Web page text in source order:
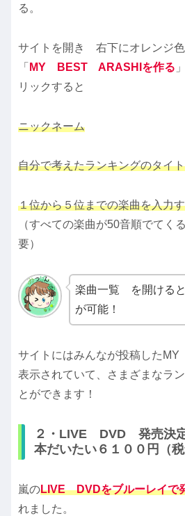
る。
サイトを開き 右下にオレンジ色
「 MY BEST ARASHIを作る
リックすると
ニックネーム
自分で考えたランキングのタイ
１位から５位までの楽曲を入力
（すべての楽曲が50音順でてく
要）
楽曲一覧 を開ける
が可能！
サイトにはみんなが投稿した
表示されていて、さまざまなラ
とができます！
２・LIVE DVD 発売決
本だいたい６１００円（税
嵐のLIVE DVDをブルーレイで
れました。